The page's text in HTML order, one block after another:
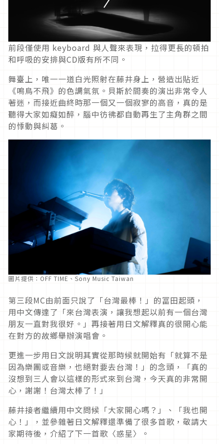
前段僅使用 keyboard 與人聲來表現，拉得更長的頓拍
和呼吸的安排與CD版有所不同。
舞臺上，唯一一道白光照射在藤井身上，營造出貼近
《鳴鳥不飛》的色調氣氛。貝斯於間奏的演出非常令人
著迷，而接近曲終時那一個又一個寂寥的高音，真的是
聽得大家如癡如醉，腦中彷彿都自動再生了主角群之間
的悸動與糾葛。
圖片提供：OFF TIME、Sony Music Taiwan
第三段MC由前面只說了「台灣最棒！」的冨田起頭，
用中文傳達了「來台灣表演，讓我想起以前有一個台灣
朋友一直對我很好。」再接著用日文解釋真的很開心能
在對方的故鄉舉辦演唱會。
更進一步用日文說明其實從那時候就開始有「就算不是
因為樂團或音樂，也絕對要去台灣！」的念頭，「真的
沒想到三人會以這樣的形式來到台灣，今天真的非常開
心，謝謝！台灣太棒了！」
藤井接者繼續用中文問候「大家開心嗎？」、「我也開
心！」，並參雜著日文解釋還準備了很多首歌，敬請大
家期待後，介紹了下一首歌〈惑星〉。